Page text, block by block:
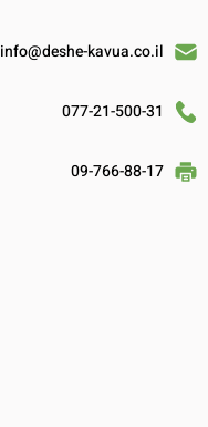
info@deshe-kavua.co.il
077-21-500-31
09-766-88-17